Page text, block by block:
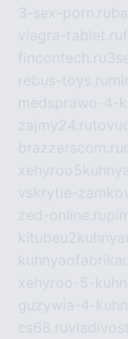
3-sex-porn.ru
viagra-tablet.ru
fincontech.ru
rebus-toys.ru
medsprawo-4-
zajmy24.ru
brazzerscom.ru
vskrytie-
zed-online.ru
xehyroo-5-
guzywia-4-
cs68.ru